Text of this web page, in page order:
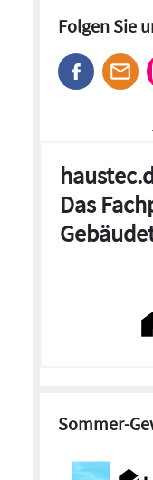
Folgen Sie
Das
Sommer-